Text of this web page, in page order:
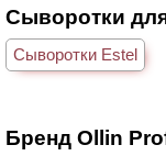
Сыворотки
Сыворотки Estel
Бренд Ollin